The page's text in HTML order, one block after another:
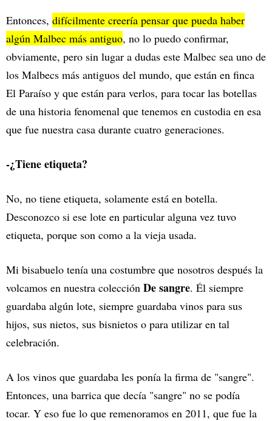
Entonces, difícilmente creería pensar que pueda haber
algún Malbec más antiguo, no lo puedo confirmar,
obviamente, pero sin lugar a dudas este Malbec sea uno de
los Malbecs más antiguos del mundo, que están en finca
El Paraíso y que están para verlos, para tocar las botellas
de una historia fenomenal que tenemos en custodia en esa
que fue nuestra casa durante cuatro generaciones.
-¿Tiene etiqueta?
No, no tiene etiqueta, solamente está en botella.
Desconozco si ese lote en particular alguna vez tuvo
etiqueta, porque son como a la vieja usada.
Mi bisabuelo tenía una costumbre que nosotros después la
volcamos en nuestra colección De sangre. Él siempre
guardaba algún lote, siempre guardaba vinos para sus
hijos, sus nietos, sus bisnietos o para utilizar en tal
celebración.
A los vinos que guardaba les ponía la firma de "sangre".
Entonces, una barrica que decía "sangre" no se podía
tocar. Y eso fue lo que remenoramos en 2011, que fue la